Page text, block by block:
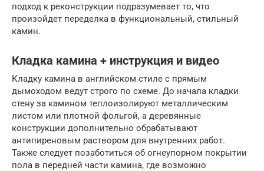
подход к реконструкции подразумевает то, что
произойдет переделка в функциональный, стильный
камин.
Кладка камина + инструкция и видео
Кладку камина в английском стиле с прямым
дымоходом ведут строго по схеме. До начала кладки
стену за камином теплоизолируют металлическим
листом или плотной фольгой, а деревянные
конструкции дополнительно обрабатывают
антипиреновым раствором для внутренних работ.
Также следует позаботиться об огнеупорном покрытии
пола в передней части камина, где возможно